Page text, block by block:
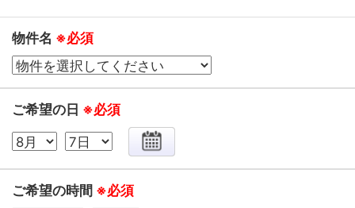
物件名 ※必須
ご希望の日 ※必須
ご希望の時間 ※必須